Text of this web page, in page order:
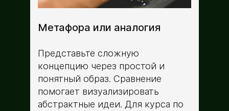
Метафора или аналогия
Представьте сложную
концепцию через простой и
понятный образ. Сравнение
помогает визуализировать
абстрактные идеи. Для курса по